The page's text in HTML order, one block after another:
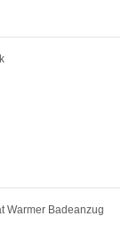
Warmer Badeanzug